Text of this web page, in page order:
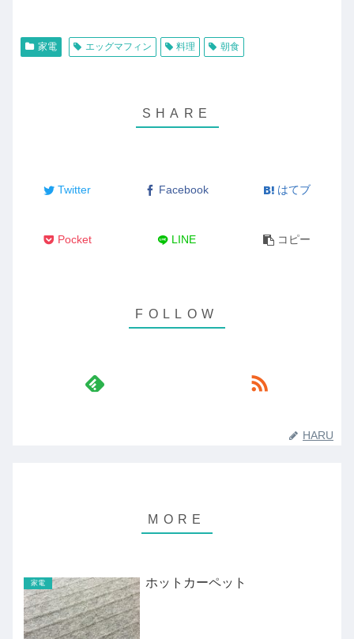
家電 エッグマフィン 料理 朝食
Twitter Facebook はてブ
Pocket LINE コピー
HARU
家電 ホットカーペット